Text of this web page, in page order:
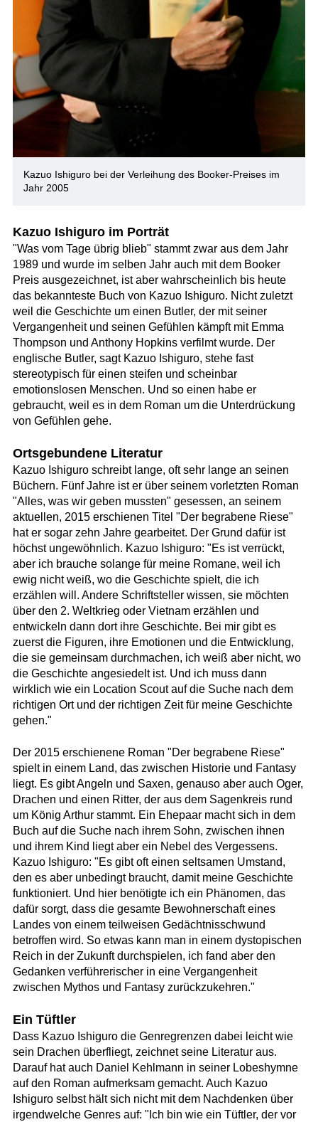
Kazuo Ishiguro bei der Verleihung des Booker-Preises im
Jahr 2005
Kazuo Ishiguro im Porträt
"Was vom Tage übrig blieb" stammt zwar aus dem Jahr
1989 und wurde im selben Jahr auch mit dem Booker
Preis ausgezeichnet, ist aber wahrscheinlich bis heute
das bekannteste Buch von Kazuo Ishiguro. Nicht zuletzt
weil die Geschichte um einen Butler, der mit seiner
Vergangenheit und seinen Gefühlen kämpft mit Emma
Thompson und Anthony Hopkins verfilmt wurde. Der
englische Butler, sagt Kazuo Ishiguro, stehe fast
stereotypisch für einen steifen und scheinbar
emotionslosen Menschen. Und so einen habe er
gebraucht, weil es in dem Roman um die Unterdrückung
von Gefühlen gehe.
Ortsgebundene Literatur
Kazuo Ishiguro schreibt lange, oft sehr lange an seinen
Büchern. Fünf Jahre ist er über seinem vorletzten Roman
"Alles, was wir geben mussten" gesessen, an seinem
aktuellen, 2015 erschienen Titel "Der begrabene Riese"
hat er sogar zehn Jahre gearbeitet. Der Grund dafür ist
höchst ungewöhnlich. Kazuo Ishiguro: "Es ist verrückt,
aber ich brauche solange für meine Romane, weil ich
ewig nicht weiß, wo die Geschichte spielt, die ich
erzählen will. Andere Schriftsteller wissen, sie möchten
über den 2. Weltkrieg oder Vietnam erzählen und
entwickeln dann dort ihre Geschichte. Bei mir gibt es
zuerst die Figuren, ihre Emotionen und die Entwicklung,
die sie gemeinsam durchmachen, ich weiß aber nicht, wo
die Geschichte angesiedelt ist. Und ich muss dann
wirklich wie ein Location Scout auf die Suche nach dem
richtigen Ort und der richtigen Zeit für meine Geschichte
gehen."
Der 2015 erschienene Roman "Der begrabene Riese"
spielt in einem Land, das zwischen Historie und Fantasy
liegt. Es gibt Angeln und Saxen, genauso aber auch Oger,
Drachen und einen Ritter, der aus dem Sagenkreis rund
um König Arthur stammt. Ein Ehepaar macht sich in dem
Buch auf die Suche nach ihrem Sohn, zwischen ihnen
und ihrem Kind liegt aber ein Nebel des Vergessens.
Kazuo Ishiguro: "Es gibt oft einen seltsamen Umstand,
den es aber unbedingt braucht, damit meine Geschichte
funktioniert. Und hier benötigte ich ein Phänomen, das
dafür sorgt, dass die gesamte Bewohnerschaft eines
Landes von einem teilweisen Gedächtnisschwund
betroffen wird. So etwas kann man in einem dystopischen
Reich in der Zukunft durchspielen, ich fand aber den
Gedanken verführerischer in eine Vergangenheit
zwischen Mythos und Fantasy zurückzukehren."
Ein Tüftler
Dass Kazuo Ishiguro die Genregrenzen dabei leicht wie
sein Drachen überfliegt, zeichnet seine Literatur aus.
Darauf hat auch Daniel Kehlmann in seiner Lobeshymne
auf den Roman aufmerksam gemacht. Auch Kazuo
Ishiguro selbst hält sich nicht mit dem Nachdenken über
irgendwelche Genres auf: "Ich bin wie ein Tüftler, der vor